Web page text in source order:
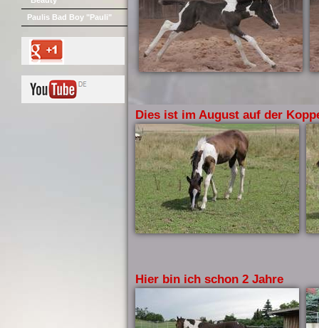
Paulis Bad Boy "Pauli"
Dies ist im August auf der
Hier bin ich schon 2 Jahre